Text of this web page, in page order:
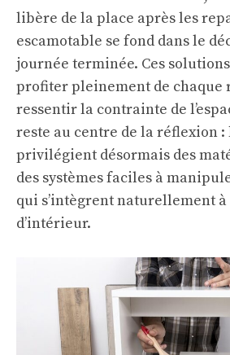
libère de la place après les
escamotable se fond dans le
journée terminée. Ces
profiter pleinement de chaque
ressentir la contrainte de
reste au centre de la réflexion
privilégient désormais des
des systèmes faciles à
qui s’intègrent naturellement à
d’intérieur.